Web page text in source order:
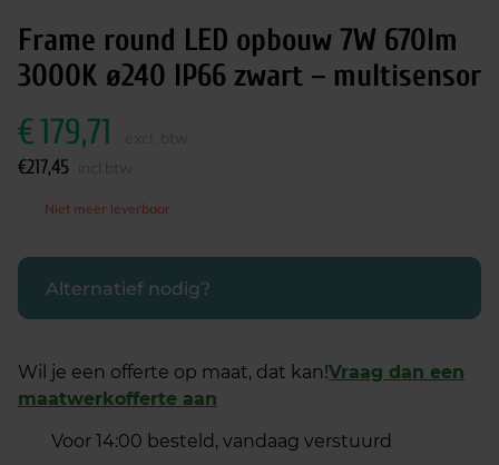
Frame round LED opbouw 7W 670lm
3000K ø240 IP66 zwart – multisensor
€179,71
€217,45
Niet meer leverbaar
Alternatief nodig?
Wil je een offerte op maat, dat kan!Vraag dan een
maatwerkofferte aan
Voor 14:00 besteld, vandaag verstuurd